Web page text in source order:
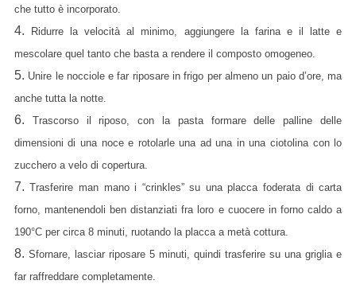
che tutto è incorporato.
4.
Ridurre la velocità al minimo, aggiungere la farina e il latte e
mescolare quel tanto che basta a rendere il composto omogeneo.
5. Unire le nocciole e far riposare in frigo per almeno un paio d’ore, ma
anche tutta la notte.
6. Trascorso il riposo, con la pasta formare delle palline delle
dimensioni di una noce e rotolarle una ad una in una ciotolina con lo
zucchero a velo di copertura.
7.Trasferire man mano i “crinkles” su una placca foderata di carta
forno, mantenendoli ben distanziati fra loro e cuocere in forno caldo a
190°C per circa 8 minuti, ruotando la placca a metà cottura.
8. Sfornare, lasciar riposare 5 minuti, quindi trasferire su una griglia e
far raffreddare completamente.